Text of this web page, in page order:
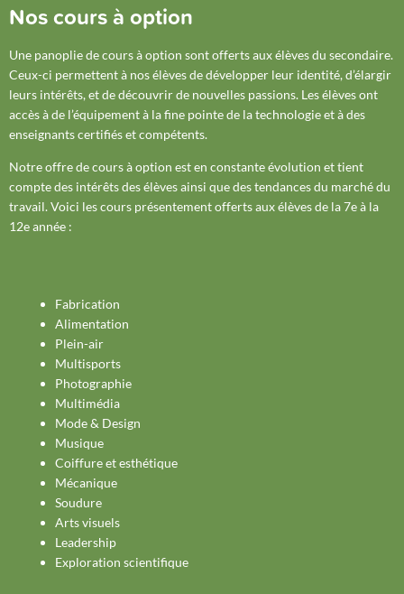
Nos cours à option
Une panoplie de cours à option sont offerts aux élèves du secondaire.
Ceux-ci permettent à nos élèves de développer leur identité, d’élargir
leurs intérêts, et de découvrir de nouvelles passions. Les élèves ont
accès à de l’équipement à la fine pointe de la technologie et à des
enseignants certifiés et compétents.
Notre offre de cours à option est en constante évolution et tient
compte des intérêts des élèves ainsi que des tendances du marché du
travail. Voici les cours présentement offerts aux élèves de la 7e à la
12e année :
Fabrication
Alimentation
Plein-air
Multisports
Photographie
Multimédia
Mode & Design
Musique
Coiffure et esthétique
Mécanique
Soudure
Arts visuels
Leadership
Exploration scientifique